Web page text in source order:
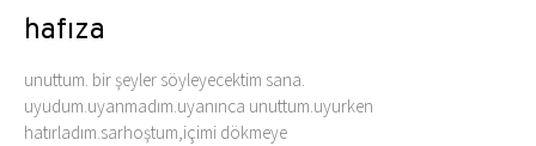
hafıza
unuttum. bir şeyler söyleyecektim sana.
uyudum.uyanmadım.uyanınca unuttum.uyurken
hatırladım.sarhoştum,içimi dökmeye